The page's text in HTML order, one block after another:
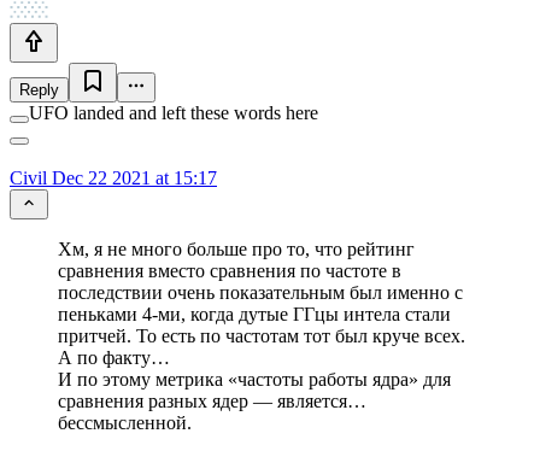
Reply
UFO landed and left these words here
Civil Dec 22 2021 at 15:17
Хм, я не много больше про то, что рейтинг
сравнения вместо сравнения по частоте в
последствии очень показательным был именно с
пеньками 4-ми, когда дутые ГГцы интела стали
притчей. То есть по частотам тот был круче всех.
А по факту…
И по этому метрика «частоты работы ядра» для
сравнения разных ядер — является…
бессмысленной.